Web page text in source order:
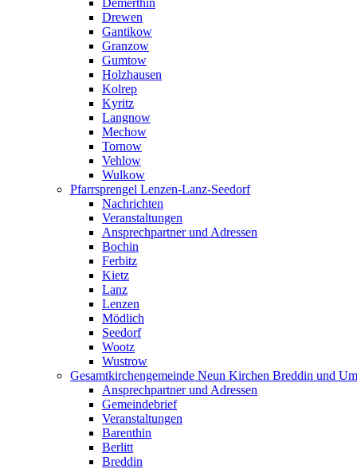
Demerthin
Drewen
Gantikow
Granzow
Gumtow
Holzhausen
Kolrep
Kyritz
Langnow
Mechow
Tornow
Vehlow
Wulkow
Pfarrsprengel Lenzen-Lanz-Seedorf
Nachrichten
Veranstaltungen
Ansprechpartner und Adressen
Bochin
Ferbitz
Kietz
Lanz
Lenzen
Mödlich
Seedorf
Wootz
Wustrow
Gesamtkirchengemeinde Neun Kirchen Breddin und
Ansprechpartner und Adressen
Gemeindebrief
Veranstaltungen
Barenthin
Berlitt
Breddin